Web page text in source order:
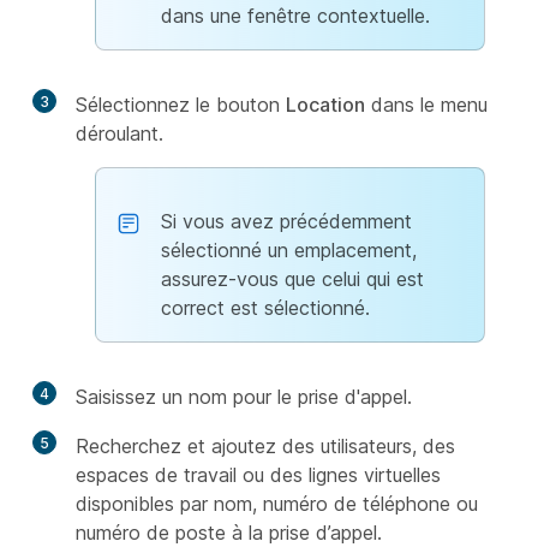
dans une fenêtre contextuelle.
3 Sélectionnez le bouton Location dans le menu
déroulant.
Si vous avez précédemment
sélectionné un emplacement,
assurez-vous que celui qui est
correct est sélectionné.
4 Saisissez un nom pour le prise d'appel.
5
Recherchez et ajoutez des utilisateurs, des
espaces de travail ou des lignes virtuelles
disponibles par nom, numéro de téléphone ou
numéro de poste à la prise d’appel.